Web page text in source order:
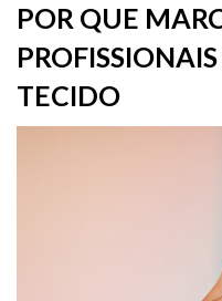
POR QUE
TECIDO